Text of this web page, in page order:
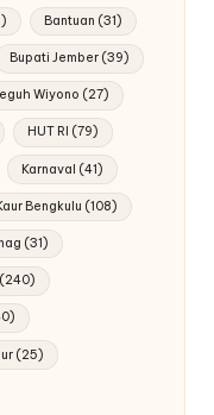
Bantuan (31)
Bupati Jember(39)
Wiyono (27)
HUT RI (79)
Karnaval (41)
Bengkulu (108)
(31)
(240)
(25)